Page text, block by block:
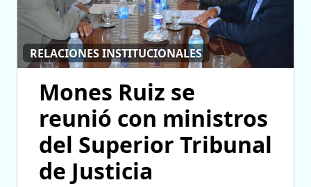
RELACIONES INSTITUCIONALES
Mones Ruiz se
reunió con ministros
del Superior Tribunal
de Justicia